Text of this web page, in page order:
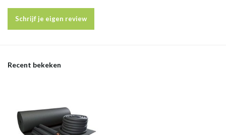
Schrijf je eigen review
Recent bekeken